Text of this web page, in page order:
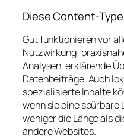
Diese Content-
Gut funktionieren vor
Nutzwirkung:
Analysen, erklärende
Datenbeiträge. Auch
spezialisierte Inhalte
wenn sie eine
weniger die Länge als
andere Websites.